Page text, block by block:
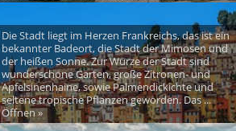
Die Stadt liegt im Herzen Frankreichs, das ist ein
bekannter Badeort, die Stadt der Mimosen und
der heißen Sonne. Zur Würze der Stadt sind
wunderschöne Gärten, große Zitronen- und
Apfelsinenhaine, sowie Palmendickichte und
seltene tropische Pflanzen geworden. Das ...
Öffnen »